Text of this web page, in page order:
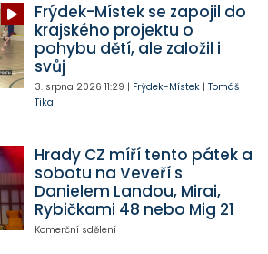
Frýdek-Místek se zapojil do
krajského projektu o
pohybu dětí, ale založil i
svůj
3. srpna 2026 11:29 | Frýdek-Místek| Tomáš
Tikal
Hrady CZ míří tento pátek a
sobotu na Veveří s
Danielem Landou, Mirai,
Rybičkami 48 nebo Mig 21
Komerční sdělení